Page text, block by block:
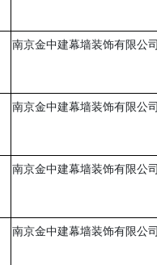
南京金中建幕墙装饰有限公司
南京金中建幕墙装饰有限公司
南京金中建幕墙装饰有限公司
南京金中建幕墙装饰有限公司